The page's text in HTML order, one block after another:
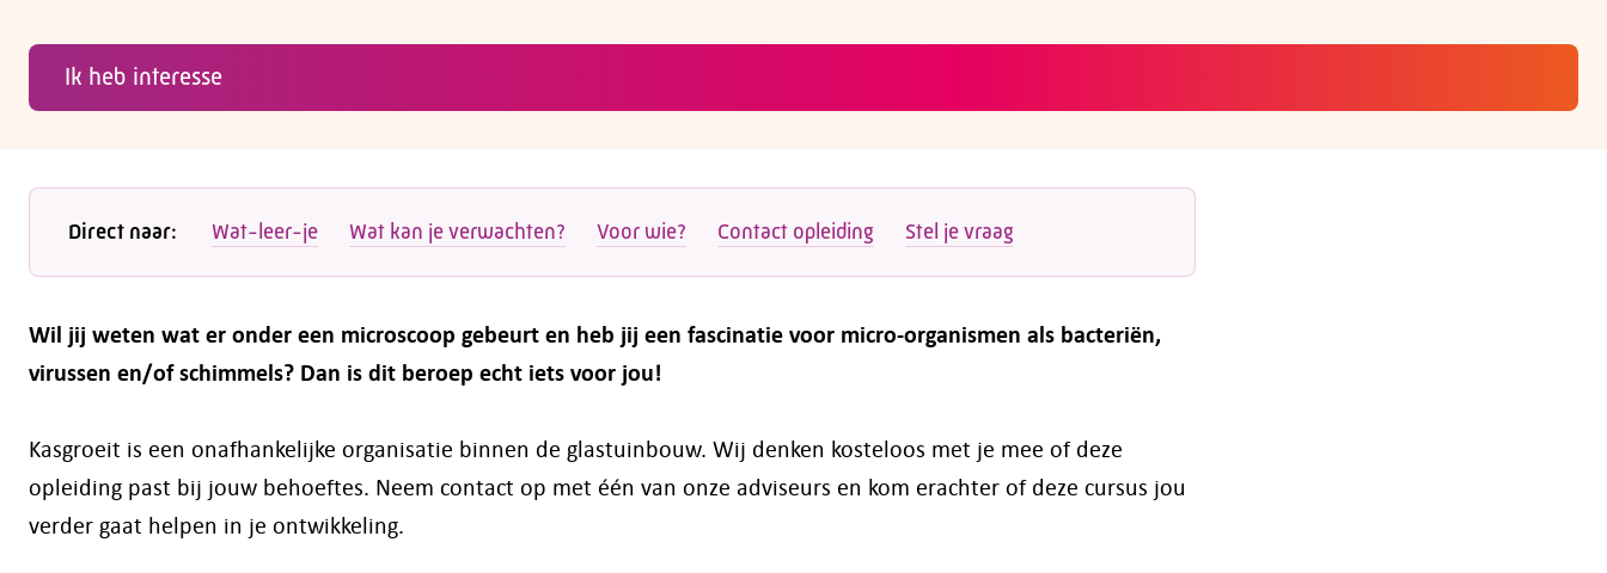
Ik heb interesse
Direct naar: Wat-leer-je Wat kan je verwachten? Voor wie? Contact opleiding Stel je vraag
Wil jij weten wat er onder een microscoop gebeurt en heb jij een fascinatie voor micro-organismen als bacteriën,
virussen en/of schimmels? Dan is dit beroep echt iets voor jou!
Kasgroeit is een onafhankelijke organisatie binnen de glastuinbouw. Wij denken kosteloos met je mee of deze
opleiding past bij jouw behoeftes. Neem contact op met één van onze adviseurs en kom erachter of deze cursus jou
verder gaat helpen in je ontwikkeling.